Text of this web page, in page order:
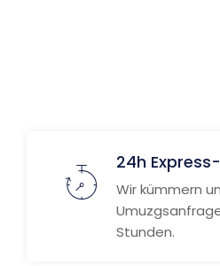
24h
Wir kümmern
Stunden.